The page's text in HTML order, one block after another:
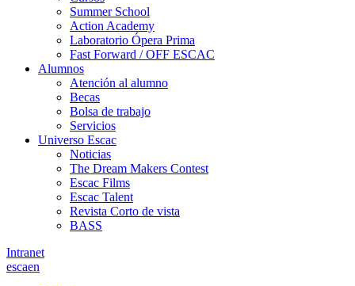
Summer School
Action Academy
Laboratorio Ópera Prima
Fast Forward / OFF ESCAC
Alumnos
Atención al alumno
Becas
Bolsa de trabajo
Servicios
Universo Escac
Noticias
The Dream Makers Contest
Escac Films
Escac Talent
Revista Corto de vista
BASS
Intranet
escaen